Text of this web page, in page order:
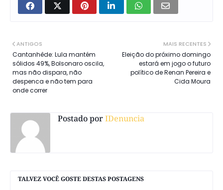
MAIS RECENTES
Eleição do próximo domingo
estará em jogo o futuro
político de Renan Pereira e
Cida Moura
ANTIGOS
Cantanhêde: Lula mantém
sólidos 49%, Bolsonaro oscila,
mas não dispara, não
despenca e não tem para
onde correr
Postado porIDenuncia
TALVEZ VOCÊ GOSTE DESTAS POSTAGENS